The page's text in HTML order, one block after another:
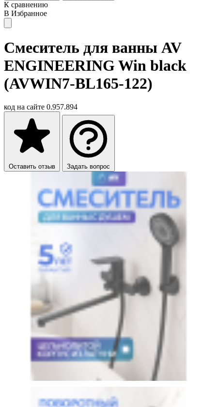
К сравнению
В Избранное
Смеситель для ванны AV
ENGINEERING Win black
(AVWIN7-BL165-122)
код на сайте 0.957.894
Оставить отзыв Задать вопрос